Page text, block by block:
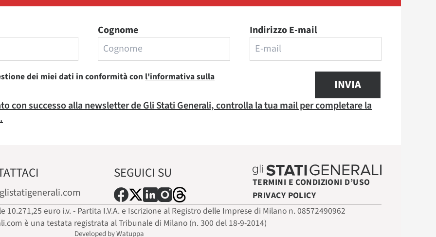
Cognome Indirizzo E-mail
dei miei dati in conformità con l'informativa sulla
INVIA
con successo alla newsletter de Gli Stati Generali, controlla la tua mail per completare la
SEGUICI SU
TERMINI E CONDIZIONI D’USO
PRIVACY POLICY
10.271,25 euro i.v. - Partita I.V.A. e Iscrizione al Registro delle Imprese di Milano n. 08572490962
è una testata registrata al Tribunale di Milano (n. 300 del 18-9-2014)
Developed by Watuppa